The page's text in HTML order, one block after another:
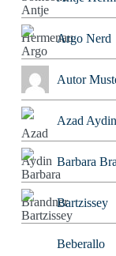
Argo Nerd
Autor
Azad Aydin
Barbara
Bartzissey
Beberallo